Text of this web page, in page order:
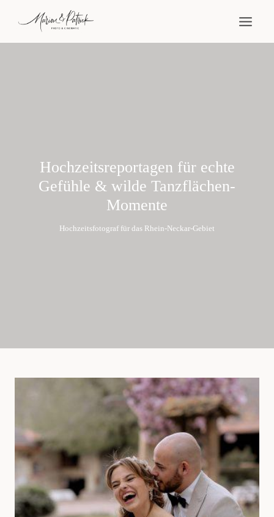
Inhalt
springen
Hochzeitsreportagen für echte
Gefühle & wilde Tanzflächen-
Momente
Hochzeitsfotograf für das Rhein-Neckar-Gebiet